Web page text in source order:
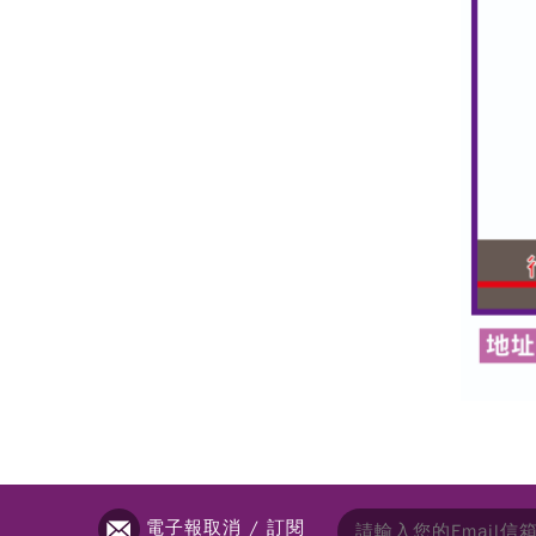
電子報取消 / 訂閱